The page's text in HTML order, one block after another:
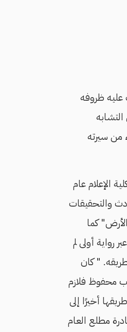
عليه ظروفه
من سيرته
الإعلام عام
والتحقيقات
تحت الأرض" كما
أولى لم
" كان
محفوظ فلازم
أخيرًا إلى
قصيرة، الصادرة مطلع العام